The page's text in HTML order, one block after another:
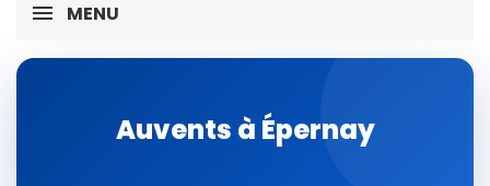
MENU
Auvents à Épernay